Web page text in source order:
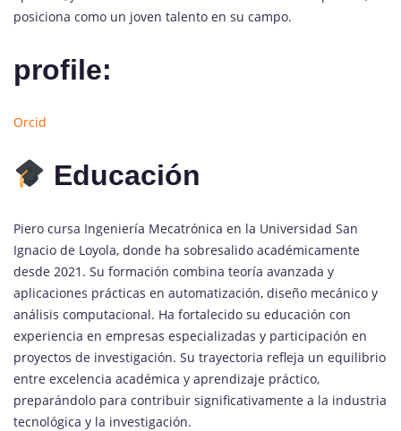
posiciona como un joven talento en su campo.
profile:
Orcid
Educación
Piero cursa Ingeniería Mecatrónica en la Universidad San
Ignacio de Loyola, donde ha sobresalido académicamente
desde 2021. Su formación combina teoría avanzada y
aplicaciones prácticas en automatización, diseño mecánico y
análisis computacional. Ha fortalecido su educación con
experiencia en empresas especializadas y participación en
proyectos de investigación. Su trayectoria refleja un equilibrio
entre excelencia académica y aprendizaje práctico,
preparándolo para contribuir significativamente a la industria
tecnológica y la investigación.